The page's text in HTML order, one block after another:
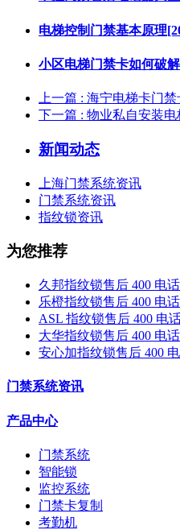
电梯控制门禁基本原理
小区电梯门禁卡如何破
上一篇 : 海宁电梯卡门
下一篇 : 物业私自安装
新闻动态
上海门禁系统资讯
门禁系统资讯
指纹锁资讯
为您推荐
久邦指纹锁售后 400 电
乐橙指纹锁售后 400 电
ASL 指纹锁售后 400 电
大华指纹锁售后 400 电
安心加指纹锁售后 400
门禁系统资讯
产品中心
门禁系统
智能锁
监控系统
门禁卡复制
考勤机